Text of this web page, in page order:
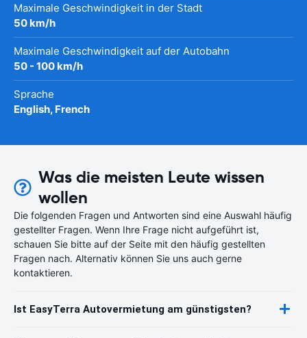
Maximale Geschwindigkeit in der Stadt
50 km/h
Maximale Geschwindigkeit auf der Autobahn
50 - 100 km/h
Sprache
English, French
Was die meisten Leute wissen
wollen
Die folgenden Fragen und Antworten sind eine Auswahl häufig
gestellter Fragen. Wenn Ihre Frage nicht aufgeführt ist,
schauen Sie bitte auf der Seite mit den häufig gestellten
Fragen nach. Alternativ können Sie uns auch gerne
kontaktieren.
Ist EasyTerra Autovermietung am günstigsten?